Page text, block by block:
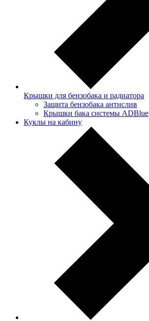
Крышки для бензобака и радиатора
Защита бензобака антислив
Крышки бака системы ADBlue
Куклы на кабину